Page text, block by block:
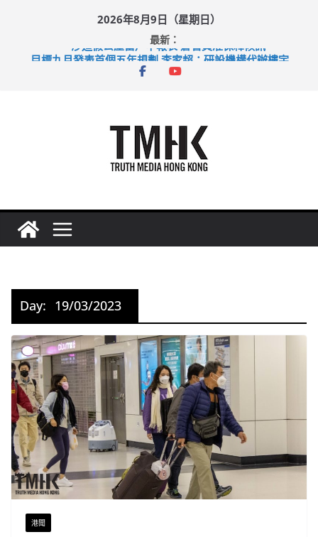
2026年8月9日（星期日）
最新：
涉造假公屋富戶申報表 倉管員准保釋候訊
Day: 19/03/2023
港聞